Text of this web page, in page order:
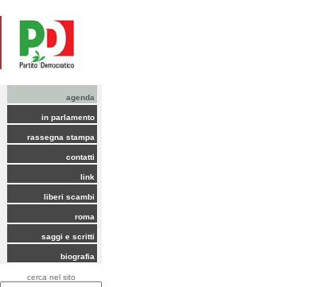
agenda
in parlamento
rassegna stampa
contatti
link
liberi scambi
roma
saggi e scritti
biografia
cerca nel sito